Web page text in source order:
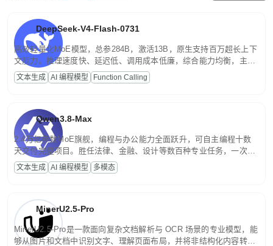
DeepSeek-V4-Flash-0731
高效轻量化MoE模型，总参284B，激活13B，原生支持百万超长上下
文能力。推理速度快、延迟低、调用成本低廉，综合能力均衡，主打
高并发、轻量化任务，适合日常对话、内容创作、基础 RAG、批量
文案处理等普惠刚需场景。
文本生成 AI 编程模型 Function Calling
Qwen3.8-Max
2.4万亿参数MoE旗舰，编程与办公能力全面跃升，可自主编程十数
天交付完整项目。胜任法律、金融、设计等数百种专业任务，一次对
话端到端交付生产级成果。原生视觉理解贯穿规划、执行与验证全流
程，支持超长文档与长视频的深度语义解析。长程任务中自主规划与
文本生成 AI 编程模型 多模态
MinerU2.5-Pro
MinerU2.5-Pro是一款面向复杂文档解析与 OCR 场景的专业模型，能
够从图片和文档中识别文字、理解页面布局，并将非结构化内容转换